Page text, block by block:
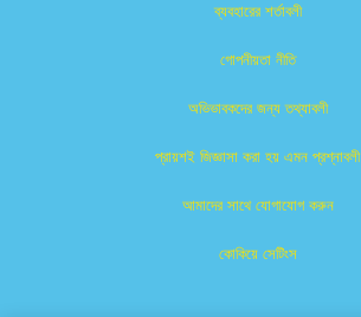
ব্যবহারের শর্তাবলী
গোপনীয়তা নীতি
অভিভাবকদের জন্য তথ্যাবলী
প্রায়শই জিজ্ঞাসা করা হয় এমন প্রশ্নাবলী
আমাদের সাথে যোগাযোগ করুন
কোকিয়ে সেটিংস